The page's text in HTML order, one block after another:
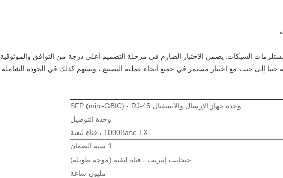
يضمن الاختبار الصارم في مرحلة التصميم أعلى درجة من التوافق والموثوقية
جنبا إلى جنب مع اختبار مستمر في جميع أنحاء عملية التصنيع ، ويسهم كذلك في الجودة الشاملة
وحدة جهاز الإرسال والاستقبال SFP (mini-GBIC) - RJ-45
وحدة التوصيل
1000Base-LX ، قناة ليفية
1 سنة الضمان
جيجابت إيثرنت ، قناة ليفية (موجة طويلة)
مليون ساعة